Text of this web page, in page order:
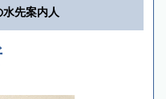
水先案内人